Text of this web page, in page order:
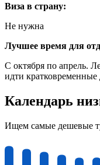
Виза в страну:
Не нужна
Лучшее время для
С октября по апрель.
идти
Календарь
Ищем самые дешевые